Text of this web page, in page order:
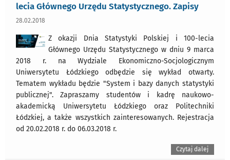
lecia Głównego Urzędu Statystycznego. Zapisy
28.02.2018
Z okazji Dnia Statystyki Polskiej i 100-lecia
Głównego Urzędu Statystycznego w dniu 9 marca
2018 r. na Wydziale Ekonomiczno-Socjologicznym
Uniwersytetu Łódzkiego odbędzie się wykład otwarty.
Tematem wykładu będzie "System i bazy danych statystyki
publicznej". Zapraszamy studentów i kadrę naukowo-
akademicką Uniwersytetu Łódzkiego oraz Politechniki
Łódzkiej, a także wszystkich zainteresowanych. Rejestracja
od 20.02.2018 r. do 06.03.2018 r.
Czytaj dalej